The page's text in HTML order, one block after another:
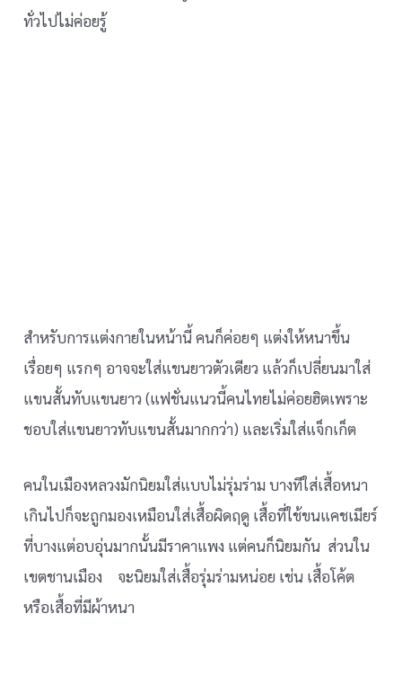
ทั่วไปไม่ค่อยรู้
สำหรับการแต่งกายในหน้านี้ คนก็ค่อยๆ แต่งให้หนาขึ้น
เรื่อยๆ แรกๆ อาจจะใส่แขนยาวตัวเดียว แล้วก็เปลี่ยนมาใส่
แขนสั้นทับแขนยาว (แฟชั่นแนวนี้คนไทยไม่ค่อยฮิตเพราะ
ชอบใส่แขนยาวทับแขนสั้นมากกว่า) และเริ่มใส่แจ็กเก็ต
คนในเมืองหลวงมักนิยมใส่แบบไม่รุ่มร่าม บางทีใส่เสื้อหนา
เกินไปก็จะถูกมองเหมือนใส่เสื้อผิดฤดู เสื้อที่ใช้ขนแคชเมียร์
ที่บางแต่อบอุ่นมากนั้นมีราคาแพง แต่คนก็นิยมกัน ส่วนใน
เขตชานเมือง จะนิยมใส่เสื้อรุ่มร่ามหน่อย เช่น เสื้อโค้ต
หรือเสื้อที่มีผ้าหนา